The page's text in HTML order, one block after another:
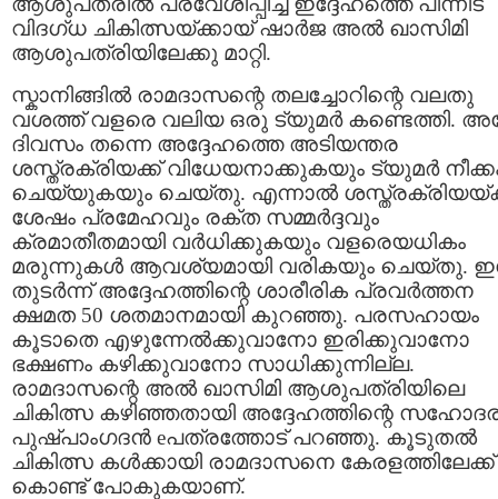
വിദഗ്ധ ചികിത്സയ്ക്കായ്‌ ഷാര്‍ജ അല്‍ ഖാസിമി
ആശുപത്രിയിലേക്കു മാറ്റി.
സ്കാനിങ്ങില്‍ രാമദാസന്റെ തലച്ചോറിന്റെ വലതു
വശത്ത് വളരെ വലിയ ഒരു ട്യുമര്‍ കണ്ടെത്തി.
ദിവസം തന്നെ അദ്ദേഹത്തെ അടിയന്തര
ശസ്ത്രക്രിയക്ക് വിധേയനാക്കുകയും ട്യുമര്‍
ചെയ്യുകയും ചെയ്തു. എന്നാല്‍
ശേഷം പ്രമേഹവും രക്ത സമ്മര്‍ദ്ദവും
ക്രമാതീതമായി വര്‍ധിക്കുകയും വളരെയധികം
മരുന്നുകള്‍ ആവശ്യമായി വരികയും ചെയ്തു.
തുടര്‍ന്ന് അദ്ദേഹത്തിന്റെ ശാരീരിക പ്രവര്‍ത്തന
ക്ഷമത 50 ശതമാനമായി കുറഞ്ഞു. പരസഹായം
കൂടാതെ എഴുന്നേല്‍ക്കുവാനോ ഇരിക്കുവാനോ
ഭക്ഷണം കഴിക്കുവാനോ സാധിക്കുന്നില്ല.
രാമദാസന്റെ അല്‍ ഖാസിമി ആശുപത്രിയിലെ
ചികിത്സ കഴിഞ്ഞതായി അദ്ദേഹത്തിന്റെ
പുഷ്പാംഗദന്‍ eപത്രത്തോട് പറഞ്ഞു. കൂടുതല്‍
ചികിത്സ കള്‍ക്കായി രാമദാസനെ കേരളത്തിലേക്ക്‌
കൊണ്ട് പോകുകയാണ്.